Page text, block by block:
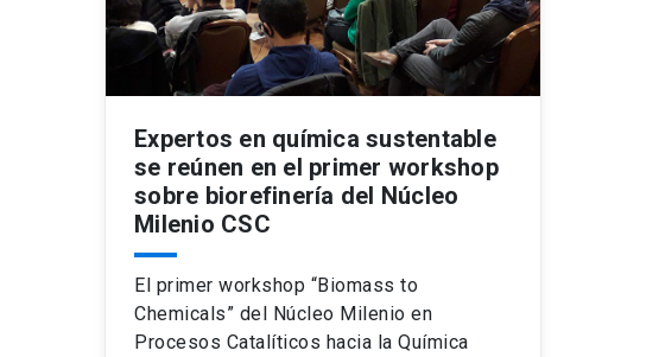
Expertos en química sustentable
se reúnen en el primer workshop
sobre biorefinería del Núcleo
Milenio CSC
El primer workshop “Biomass to
Chemicals” del Núcleo Milenio en
Procesos Catalíticos hacia la Química